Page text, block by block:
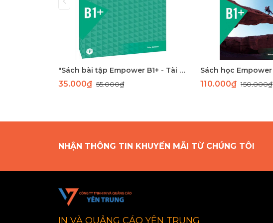
"Sách bài tập Empower B1+ - Tài liệu học tiếng Anh trung cấp Cambridge"
35.000₫ 55.000₫ 110.000₫150.000₫
NHẬN THÔNG TIN KHUYẾN MÃI TỪ CHÚNG TÔI
IN VÀ QUẢNG CÁO YÊN TRUNG